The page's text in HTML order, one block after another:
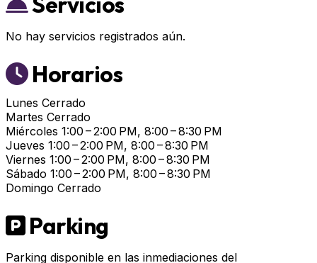
No hay servicios registrados aún.
Horarios
Lunes Cerrado
Martes Cerrado
Miércoles 1:00 – 2:00 PM, 8:00 – 8:30 PM
Jueves 1:00 – 2:00 PM, 8:00 – 8:30 PM
Viernes 1:00 – 2:00 PM, 8:00 – 8:30 PM
Sábado 1:00 – 2:00 PM, 8:00 – 8:30 PM
Domingo Cerrado
Parking
Parking disponible en las inmediaciones del